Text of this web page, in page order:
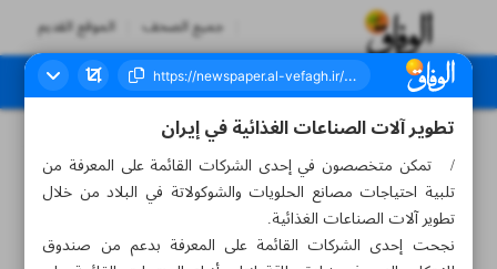
جميع الصحف الموقع القديم
العدد سبعة آلاف وستمائة وواحد وخمسون - ٣٠ نوفمبر ٢٠٢٤
تطوير آلات الصناعات الغذائية في إيران
/ تمكن متخصصون في إحدى الشركات القائمة على المعرفة من
تلبية احتياجات مصانع الحلويات والشوكولاتة في البلاد من خلال
تطوير آلات الصناعات الغذائية.
نجحت إحدى الشركات القائمة على المعرفة بدعم من صندوق